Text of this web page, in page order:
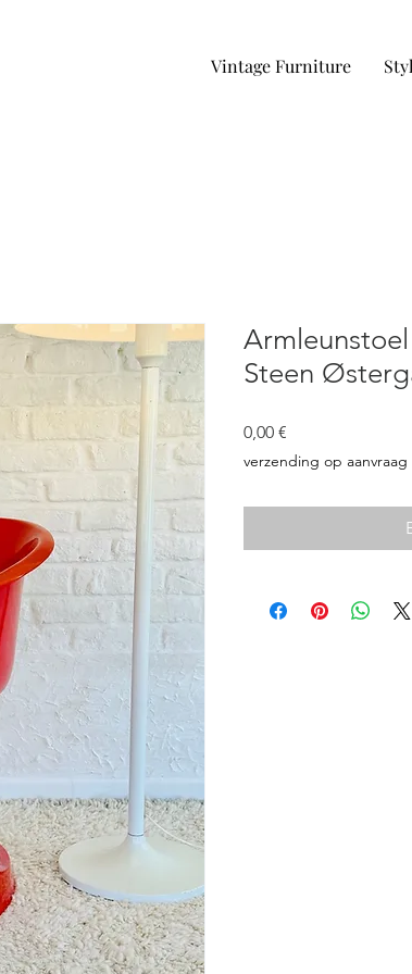
Vintage Furniture
Steen
0,00 €
verzending op aanvraag